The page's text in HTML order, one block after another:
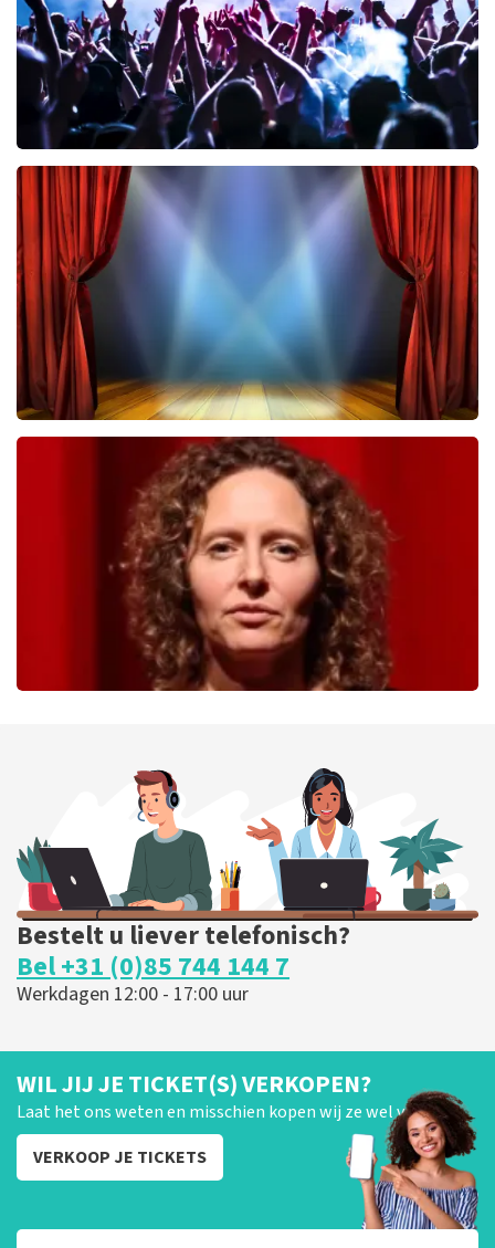
Megadeth
322 laatste 30 minuten
BESTEL NU
40 45 De Musical
laatste 30 minuten
BESTEL NU
BESTEL NU
Bestelt u liever telefonisch?
Bel +31 (0)85 744 144 7
Werkdagen 12:00 - 17:00 uur
WIL JIJ JE TICKET(S) VERKOPEN?
Laat het ons weten en misschien kopen wij ze wel van je!
VERKOOP JE TICKETS